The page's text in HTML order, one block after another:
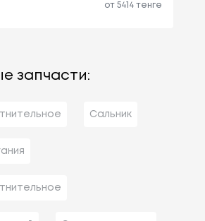
от 5414 тенге
запчасти:
Сальник